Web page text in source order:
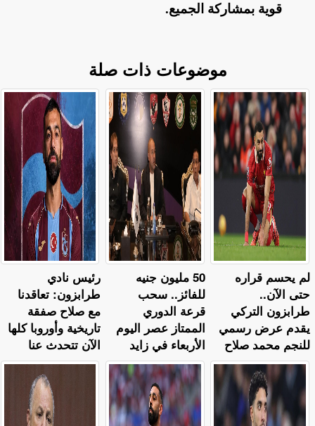
قوية بمشاركة الجميع.‏
موضوعات ذات صلة
رئيس نادي
طرابزون: تعاقدنا
مع صلاح صفقة
تاريخية وأوروبا كلها
الآن تتحدث عنا
50 مليون جنيه
للفائز.. سحب
قرعة الدوري
الممتاز عصر اليوم
الأربعاء في زايد
لم يحسم قراره
حتى الآن..
طرابزون التركي
يقدم عرض رسمي
للنجم محمد صلاح